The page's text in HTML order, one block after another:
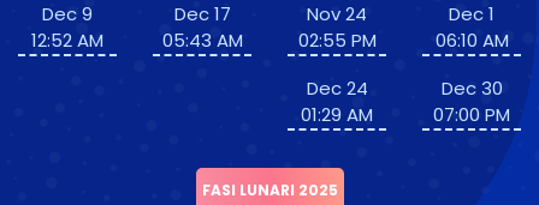
Dec 9
12:52 AM
Dec 17
05:43 AM
Nov 24
02:55 PM
Dec 24
01:29 AM
Dec 1
06:10 AM
Dec 30
07:00 PM
FASI LUNARI 2025